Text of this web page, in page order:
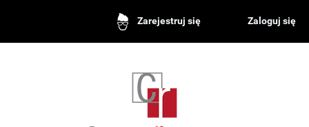
Zarejestruj się Zaloguj się